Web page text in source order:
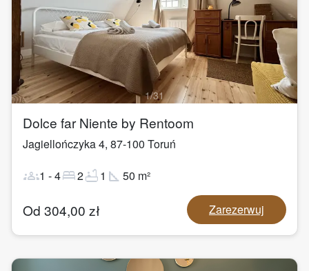
1/31
Dolce far Niente by Rentoom
Jagiellończyka 4, 87-100 Toruń
groups1 -4bed2bathtub1 square_foot 50 m²
Od 304,00 zł Zarezerwuj